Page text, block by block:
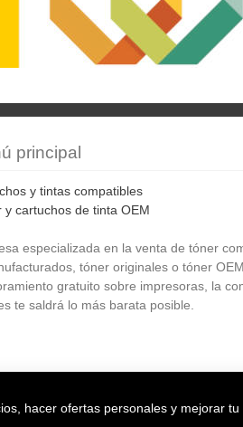
principal
y tintas compatibles
y cartuchos de tinta OEM
especializada en la venta de tóner
tóner originales o tóner OEM.
gratuito sobre impresoras, la
te saldrá lo más barata posible.
hacer ofertas personales y mejorar